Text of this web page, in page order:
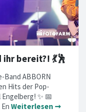
bereit?! 💃🕺
ABBORN
Hits der Pop-
✨ 📅
Weiterlesen ➞